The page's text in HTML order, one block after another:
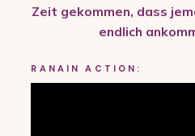
Zeit gekommen, dass
endlich
RANA IN ACTION: